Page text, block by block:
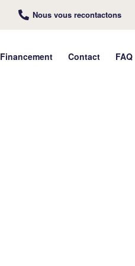
Nous vous recontactons
Financement Contact FAQ